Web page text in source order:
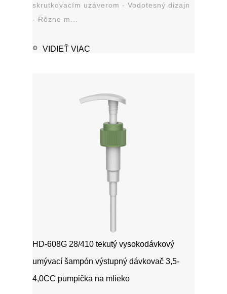
skrutkovacím uzáverom - Vodotesný dizajn
- Rôzne m...
VIDIEŤ VIAC
HD-608G 28/410 tekutý vysokodávkový
umývací šampón výstupný dávkovač 3,5-
4,0CC pumpička na mlieko